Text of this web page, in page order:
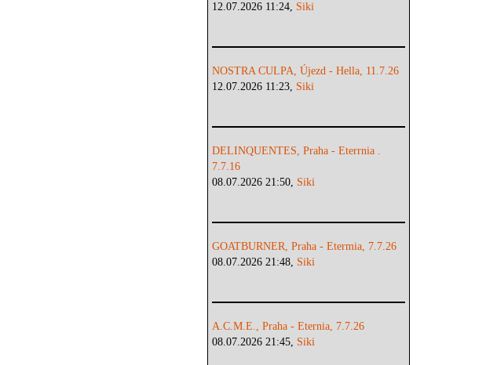
12.07.2026 11:24, Siki
NOSTRA CULPA, Újezd - Hella, 11.7.26
12.07.2026 11:23, Siki
DELINQUENTES, Praha - Eterrnia .
7.7.16
08.07.2026 21:50, Siki
GOATBURNER, Praha - Etermia, 7.7.26
08.07.2026 21:48, Siki
A.C.M.E., Praha - Eternia, 7.7.26
08.07.2026 21:45, Siki